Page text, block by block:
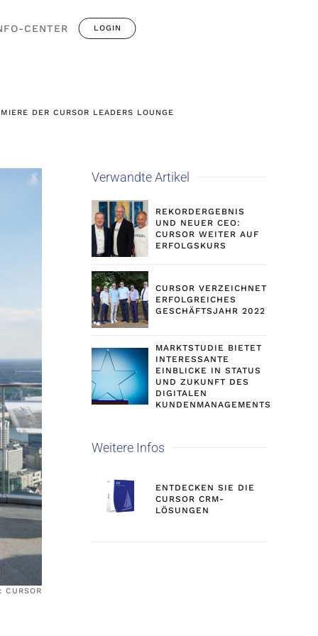
CENTER LOGIN
DER CURSOR LEADERS LOUNGE
CURSOR
Verwandte Artikel
REKORDERGEBNIS
UND NEUER CEO:
CURSOR WEITER AUF
ERFOLGSKURS
CURSOR VERZEICHNET
ERFOLGREICHES
GESCHÄFTSJAHR 2022
MARKTSTUDIE BIETET
INTERESSANTE
EINBLICKE IN STATUS
UND ZUKUNFT DES
DIGITALEN
KUNDENMANAGEMENTS
Weitere Infos
ENTDECKEN SIE DIE
CURSOR CRM-
LÖSUNGEN